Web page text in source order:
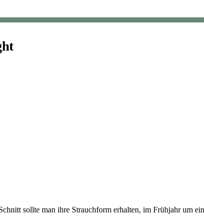
sollte man ihre Strauchform erhalten, im Frühjahr um